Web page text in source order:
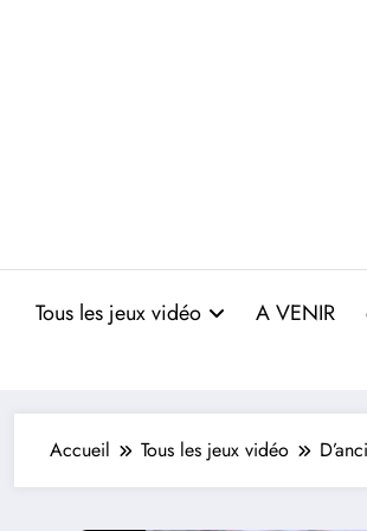
Tous les jeux vidéo A VENIR
Accueil Tous les jeux vidéo